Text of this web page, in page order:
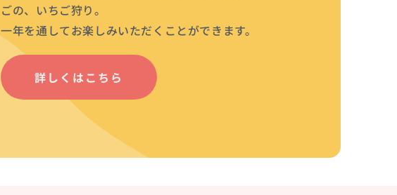
ごの、いちご狩り。
一年を通してお楽しみいただくことができます。
詳しくはこちら